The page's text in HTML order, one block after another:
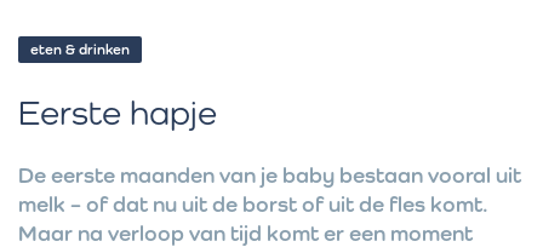
eten & drinken
Eerste hapje
De eerste maanden van je baby bestaan vooral uit
melk – of dat nu uit de borst of uit de fles komt.
Maar na verloop van tijd komt er een moment